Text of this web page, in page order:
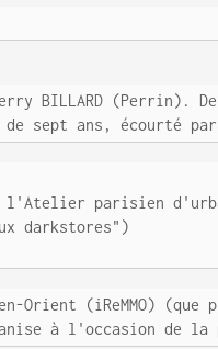
BILLARD (Perrin).
sept ans, écourté par
l'Atelier parisien
darkstores")
(iReMMO) (que
à l'occasion de